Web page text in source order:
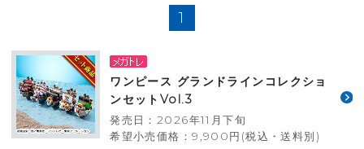
1
ワンピース グランドラインコレクショ
ンセットVol.3
発売日：2026年11月下旬
希望小売価格：9,900円(税込・送料別)